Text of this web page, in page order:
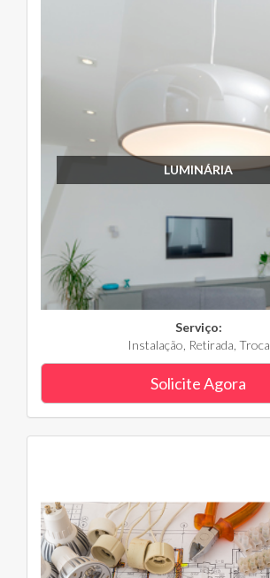
LUMINÁRIA
Serviço:
Instalação, Retirada, Troca
Solicite Agora